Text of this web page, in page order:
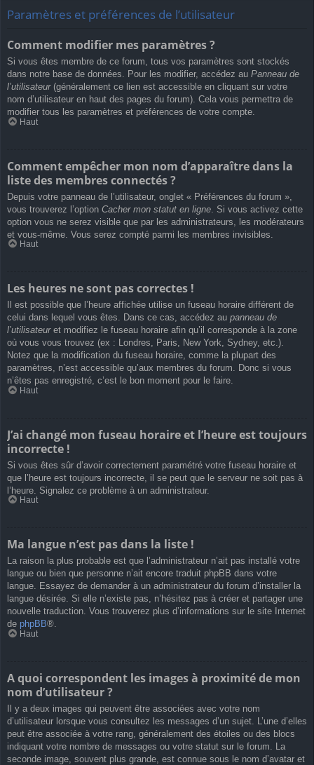
Paramètres et préférences de l’utilisateur
Comment modifier mes paramètres ?
Si vous êtes membre de ce forum, tous vos paramètres sont stockés
dans notre base de données. Pour les modifier, accédez au Panneau de
l’utilisateur(généralement ce lien est accessible en cliquant sur votre
nom d’utilisateur en haut des pages du forum). Cela vous permettra de
modifier tous les paramètres et préférences de votre compte.
Haut
Comment empêcher mon nom d’apparaître dans la
liste des membres connectés ?
Depuis votre panneau de l’utilisateur, onglet « Préférences du forum »,
vous trouverez l’option Cacher mon statut en ligne . Si vous activez cette
option vous ne serez visible que par les administrateurs, les modérateurs
et vous-même. Vous serez compté parmi les membres invisibles.
Haut
Les heures ne sont pas correctes !
Il est possible que l’heure affichée utilise un fuseau horaire différent de
celui dans lequel vous êtes. Dans ce cas, accédez au panneau de
l’utilisateuret modifiez le fuseau horaire afin qu’il corresponde à la zone
où vous vous trouvez (ex : Londres, Paris, New York, Sydney, etc.).
Notez que la modification du fuseau horaire, comme la plupart des
paramètres, n’est accessible qu’aux membres du forum. Donc si vous
n’êtes pas enregistré, c’est le bon moment pour le faire.
Haut
J’ai changé mon fuseau horaire et l’heure est toujours
incorrecte !
Si vous êtes sûr d’avoir correctement paramétré votre fuseau horaire et
que l’heure est toujours incorrecte, il se peut que le serveur ne soit pas à
l’heure. Signalez ce problème à un administrateur.
Haut
Ma langue n’est pas dans la liste !
La raison la plus probable est que l’administrateur n’ait pas installé votre
langue ou bien que personne n’ait encore traduit phpBB dans votre
langue. Essayez de demander à un administrateur du forum d’installer la
langue désirée. Si elle n’existe pas, n’hésitez pas à créer et partager une
nouvelle traduction. Vous trouverez plus d’informations sur le site Internet
de phpBB®.
Haut
A quoi correspondent les images à proximité de mon
nom d’utilisateur ?
Il y a deux images qui peuvent être associées avec votre nom
d’utilisateur lorsque vous consultez les messages d’un sujet. L’une d’elles
peut être associée à votre rang, généralement des étoiles ou des blocs
indiquant votre nombre de messages ou votre statut sur le forum. La
seconde image, souvent plus grande, est connue sous le nom d’avatar et